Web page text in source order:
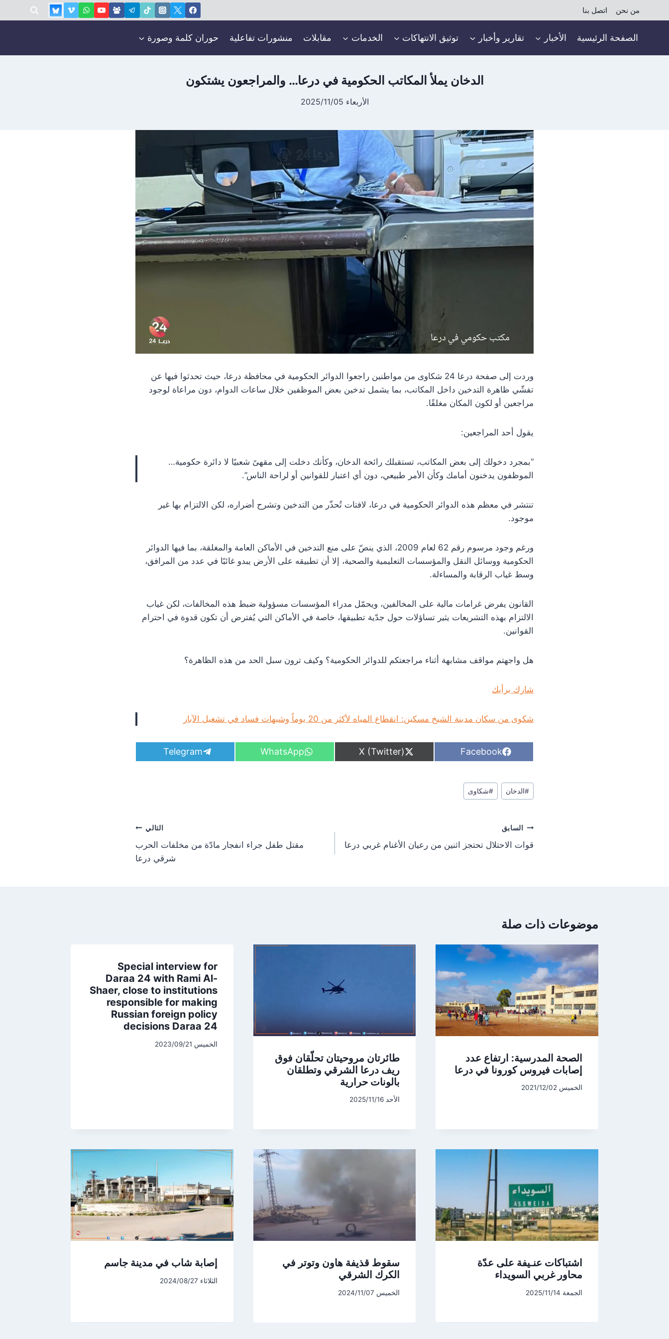
إلى
من نحن اتصل بنا
الصفحة الرئيسية الأخبار تقارير وأخبار توثيق الانتهاكات الخدمات مقابلات منشورات تفاعلية حوران كلمة وصورة
الدخان يملأ المكاتب الحكومية في درعا… والمراجعون يشتكون
الأربعاء 2025/11/05
وردت إلى صفحة درعا 24 شكاوى من مواطنين راجعوا الدوائر الحكومية في محافظة درعا، حيث تحدثوا فيها عن
تفشّي ظاهرة التدخين داخل المكاتب، بما يشمل تدخين بعض الموظفين خلال ساعات الدوام، دون مراعاة لوجود
مراجعين أو لكون المكان مغلقًا.
يقول أحد المراجعين:
“بمجرد دخولك إلى بعض المكاتب، تستقبلك رائحة الدخان، وكأنك دخلت إلى مقهىً شعبيًا لا دائرة حكومية…
الموظفون يدخنون أمامك وكأن الأمر طبيعي، دون أي اعتبار للقوانين أو لراحة الناس”.
تنتشر في معظم هذه الدوائر الحكومية في درعا، لافتات تُحذّر من التدخين وتشرح أضراره، لكن الالتزام بها غير
موجود.
ورغم وجود مرسوم رقم 62 لعام 2009، الذي ينصّ على منع التدخين في الأماكن العامة والمغلقة، بما فيها الدوائر
الحكومية ووسائل النقل والمؤسسات التعليمية والصحية، إلا أن تطبيقه على الأرض يبدو غائبًا في عدد من المرافق،
وسط غياب الرقابة والمساءلة.
القانون يفرض غرامات مالية على المخالفين، ويحمّل مدراء المؤسسات مسؤولية ضبط هذه المخالفات، لكن غياب
الالتزام بهذه التشريعات يثير تساؤلات حول جدّية تطبيقها، خاصة في الأماكن التي يُفترض أن تكون قدوة في احترام
القوانين.
هل واجهتم مواقف مشابهة أثناء مراجعتكم للدوائر الحكومية؟ وكيف ترون سبل الحد من هذه الظاهرة؟
شارك برأيك
شكوى من سكان مدينة الشيخ مسكين: انقطاع المياه لأكثر من 20 يوماً وشبهات فساد في تشغيل الآبار
S
h
e
o
Facebook
S
h
X (Twitter)
S
h
WhatsApp
S
h
Telegram
وسوم
المقال:
#الدخان #شكاوى
تصفّح
المقالات
السابق
قوات الاحتلال تحتجز اثنين من رعيان الأغنام غربي درعا
التالي
مقتل طفل جراء انفجار مادّة من مخلفات الحرب
شرقي درعا
موضوعات ذات صلة
الصحة المدرسية: ارتفاع عدد
إصابات فيروس كورونا في درعا
الخميس 2021/12/02
طائرتان مروحيتان تحلّقان فوق
ريف درعا الشرقي وتطلقان
بالونات حرارية
الأحد 2025/11/16
Special interview for
Daraa 24 with Rami Al-
Shaer, close to institutions
responsible for making
Russian foreign policy
decisions Daraa 24
الخميس 2023/09/21
اشتباكات عنـيفة على عدّة
محاور غربي السويداء
الجمعة 2025/11/14
سقوط قذيفة هاون وتوتر في
الكرك الشرقي
الخميس 2024/11/07
إصابة شاب في مدينة جاسم
الثلاثاء 2024/08/27